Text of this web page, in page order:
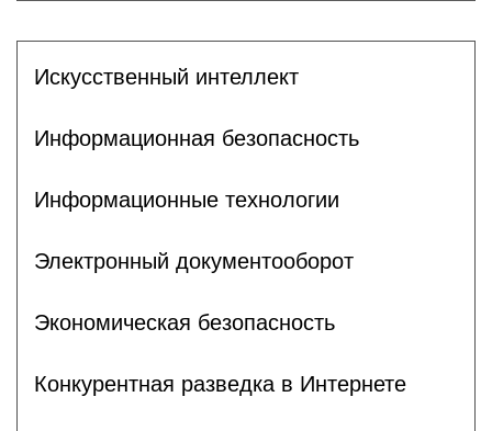
Искусственный интеллект
Информационная безопасность
Информационные технологии
Электронный документооборот
Экономическая безопасность
Конкурентная разведка в Интернете